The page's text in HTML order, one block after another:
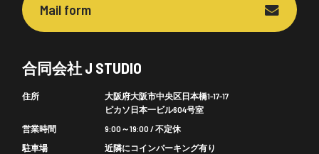
Mail form
合同会社 J STUDIO
住所
大阪府大阪市中央区日本橋1-17-17
ピカソ日本一ビル604号室
営業時間
9:00～19:00 / 不定休
駐車場
近隣にコインパーキング有り